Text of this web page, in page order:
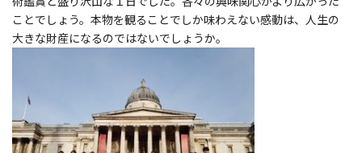
ことでしょう。本物を観ることでしか味わえない感動は、人生の
大きな財産になるのではないでしょうか。